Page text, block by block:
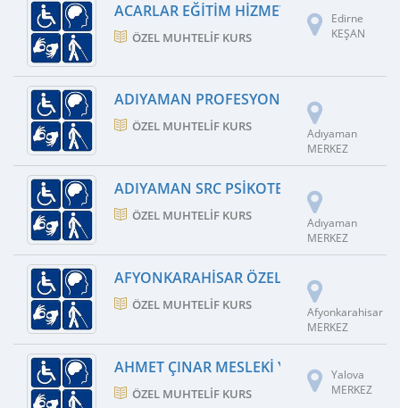
ACARLAR EĞITIM HIZMETLERI
ÖZEL MUHTELIF KURS
Edirne
KEŞAN
ADIYAMAN PROFESYONEL
ÖZEL MUHTELIF KURS
Adıyaman
MERKEZ
ADIYAMAN SRC PSIKOTEKNIK
ÖZEL MUHTELIF KURS
Adıyaman
MERKEZ
AFYONKARAHISAR ÖZEL EĞITIM
ÖZEL MUHTELIF KURS
Afyonkarahisar
MERKEZ
AHMET ÇINAR MESLEKI YETERLILIK
ÖZEL MUHTELIF KURS
Yalova
MERKEZ